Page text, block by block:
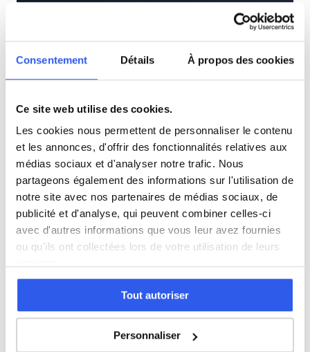
Consentement Détails À propos des cookies
Ce site web utilise des cookies.
Les cookies nous permettent de personnaliser le contenu
et les annonces, d'offrir des fonctionnalités relatives aux
médias sociaux et d'analyser notre trafic. Nous
partageons également des informations sur l'utilisation de
notre site avec nos partenaires de médias sociaux, de
publicité et d'analyse, qui peuvent combiner celles-ci
avec d'autres informations que vous leur avez fournies
ou qu'ils ont collectées lors de votre utilisation de leurs
Tout autoriser
Personnaliser
Note moyenne de 4.8/5. Notre organisme partenaire
intervient à domicile à Lyon 2ème et alentours.
Rejoindre ces familles →
← Tous les cours à Lyon
Lyon 1er
Lyon 3ème